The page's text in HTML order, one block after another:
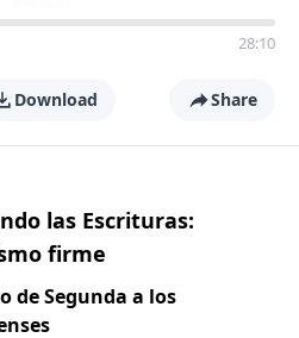
28:10
Download Share
las Escrituras:
firme
de Segunda a los